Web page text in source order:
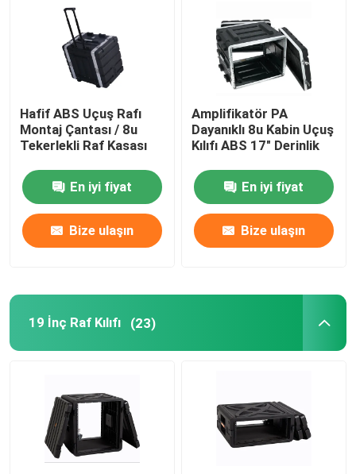
Hafif ABS Uçuş Rafı
Montaj Çantası / 8u
Tekerlekli Raf Kasası
En iyi fiyat
Bize ulaşın
Amplifikatör PA
Dayanıklı 8u Kabin Uçuş
Kılıfı ABS 17" Derinlik
En iyi fiyat
Bize ulaşın
19 İnç Raf Kılıfı (23)